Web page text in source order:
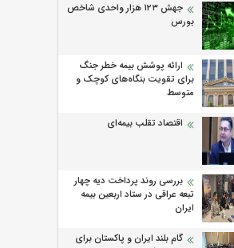
جهش ۱۲۳ هزار واحدی شاخص
بورس
ارائه پوشش بیمه خطر جنگ
برای تقویت بنگاه‌های کوچک و
متوسط
اقتصاد تقلب بیمه‌ای
بررسی روند پرداخت دیه چهار
تبعه عراقی در ستاد اربعین بیمه
ایران
گام بلند ایران و پاکستان برای